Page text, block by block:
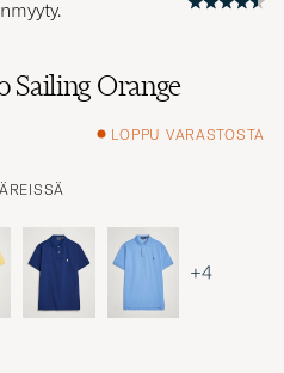
Sailing Orange
+4